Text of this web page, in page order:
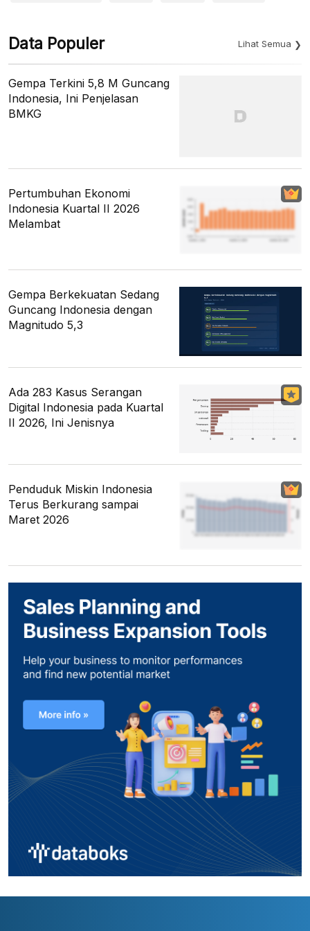
Data Populer Lihat Semua
Gempa Terkini 5,8 M Guncang
Indonesia, Ini Penjelasan
BMKG
Pertumbuhan Ekonomi
Indonesia Kuartal II 2026
Melambat
Gempa Berkekuatan Sedang
Guncang Indonesia dengan
Magnitudo 5,3
Ada 283 Kasus Serangan
Digital Indonesia pada Kuartal
II 2026, Ini Jenisnya
Penduduk Miskin Indonesia
Terus Berkurang sampai
Maret 2026